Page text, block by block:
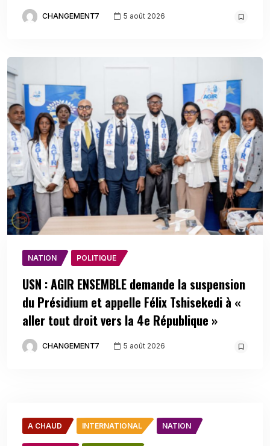
CHANGEMENT7 5 août 2026
NATION POLITIQUE
USN : AGIR ENSEMBLE demande la suspension
du Présidium et appelle Félix Tshisekedi à «
aller tout droit vers la 4e République »
CHANGEMENT7 5 août 2026
A CHAUD INTERNATIONAL NATION